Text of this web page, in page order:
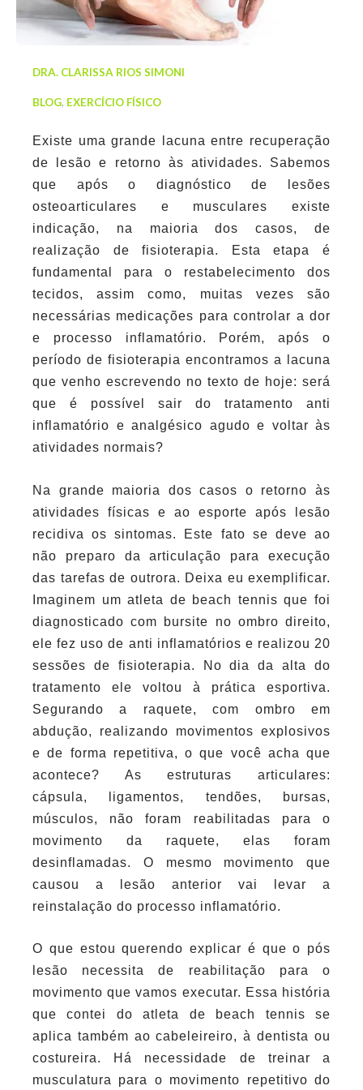
DRA. CLARISSA RIOS SIMONI
BLOG, EXERCÍCIO FÍSICO
Existe uma grande lacuna entre recuperação
de lesão e retorno às atividades. Sabemos
que após o diagnóstico de lesões
osteoarticulares e musculares existe
indicação, na maioria dos casos, de
realização de fisioterapia. Esta etapa é
fundamental para o restabelecimento dos
tecidos, assim como, muitas vezes são
necessárias medicações para controlar a dor
e processo inflamatório. Porém, após o
período de fisioterapia encontramos a lacuna
que venho escrevendo no texto de hoje: será
que é possível sair do tratamento anti
inflamatório e analgésico agudo e voltar às
atividades normais?
Na grande maioria dos casos o retorno às
atividades físicas e ao esporte após lesão
recidiva os sintomas. Este fato se deve ao
não preparo da articulação para execução
das tarefas de outrora. Deixa eu exemplificar.
Imaginem um atleta de beach tennis que foi
diagnosticado com bursite no ombro direito,
ele fez uso de anti inflamatórios e realizou 20
sessões de fisioterapia. No dia da alta do
tratamento ele voltou à prática esportiva.
Segurando a raquete, com ombro em
abdução, realizando movimentos explosivos
e de forma repetitiva, o que você acha que
acontece? As estruturas articulares:
cápsula, ligamentos, tendões, bursas,
músculos, não foram reabilitadas para o
movimento da raquete, elas foram
desinflamadas. O mesmo movimento que
causou a lesão anterior vai levar a
reinstalação do processo inflamatório.
O que estou querendo explicar é que o pós
lesão necessita de reabilitação para o
movimento que vamos executar. Essa história
que contei do atleta de beach tennis se
aplica também ao cabeleireiro, à dentista ou
costureira. Há necessidade de treinar a
musculatura para o movimento repetitivo do